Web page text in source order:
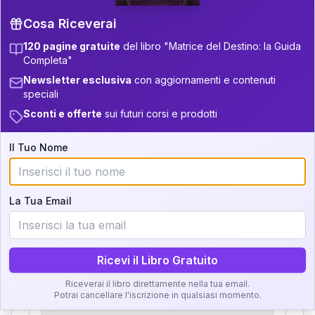
11-12.5
12.5-13.5 +3 8
13.5-14 +5 13
14-16
16-17.5 +4 12
33.5-34
Zone della Matrice:
Analisi, Significato e
Interpretazione
Clicca su ogni zona per leggere la definizione e
l'interpretazione!
Zona del Ritratto
Cosa Riceverai
120 pagine gratuite del libro "Matrice del Destino: la Guida
Completa"
Newsletter esclusiva con aggiornamenti e contenuti
speciali
Sconti e offerte sui futuri corsi e prodotti
Il Tuo Nome
La Tua Email
Ricevi il Libro Gratuito
Riceverai il libro direttamente nella tua email.
Potrai cancellare l'iscrizione in qualsiasi momento.